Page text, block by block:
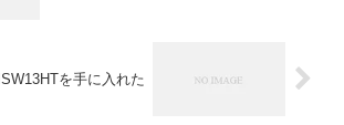
ISW13HTを手に入れた